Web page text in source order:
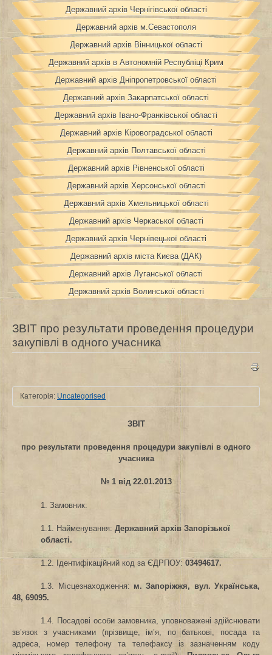
Державний архів Чернігівської області
Державний архів м.Севастополя
Державний архів Вінницької області
Державний архів в Автономній Республіці Крим
Державний архів Дніпропетровської області
Державний архів Закарпатської області
Державний архів Івано-Франківської області
Державний архів Кіровоградської області
Державний архів Полтавської області
Державний архів Рівненської області
Державний архів Херсонської області
Державний архів Хмельницької області
Державний архів Черкаської області
Державний архів Чернівецької області
Державний архів міста Києва (ДАК)
Державний архів Луганської області
Державний архів Волинської області
ЗВІТ про результати проведення процедури
закупівлі в одного учасника
Категорія: Uncategorised
ЗВІТ
про результати проведення процедури закупівлі в одного
учасника
№ 1 від 22.01.2013
1. Замовник:
1.1. Найменування:Державний архів Запорізької
області.
1.2. Ідентифікаційний код за ЄДРПОУ:03494617.
1.3. Місцезнаходження: м. Запоріжжя, вул. Українська,
48, 69095.
1.4. Посадові особи замовника, уповноважені здійснювати
зв’язок з учасниками (прізвище, ім’я, по батькові, посада та
адреса, номер телефону та телефаксу із зазначенням коду